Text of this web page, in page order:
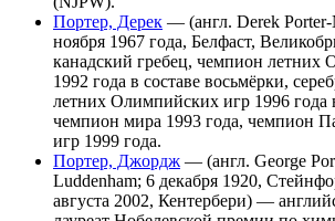
Портер, Дерек — (англ. Derek Porter-
ноября 1967 года, Белфаст,
канадский гребец, чемпион летних
1992 года в составе восьмёрки,
летних Олимпийских игр 1996 года
чемпион мира 1993 года, чемпион
игр 1999 года.
Портер, Джордж — (англ. George
Luddenham; 6 декабря 1920,
августа 2002, Кентербери) —